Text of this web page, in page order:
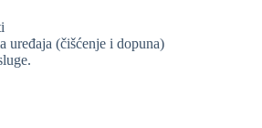
uređaja (čišćenje i dopuna)